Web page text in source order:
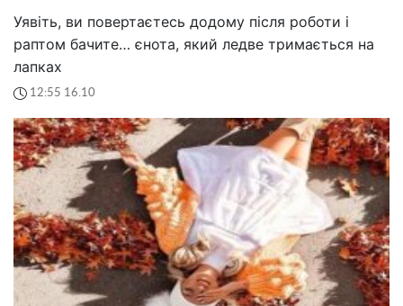
Уявіть, ви повертаєтесь додому після роботи і
раптом бачите… єнота, який ледве тримається на
лапках
12:55 16.10